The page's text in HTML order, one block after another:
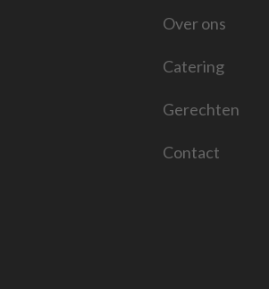
Over ons
Catering
Gerechten
Contact